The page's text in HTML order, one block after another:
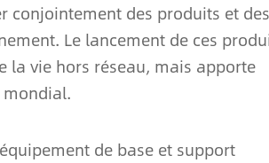
conjointement des produits et des
Le lancement de ces
la vie hors réseau, mais apporte
de base et support